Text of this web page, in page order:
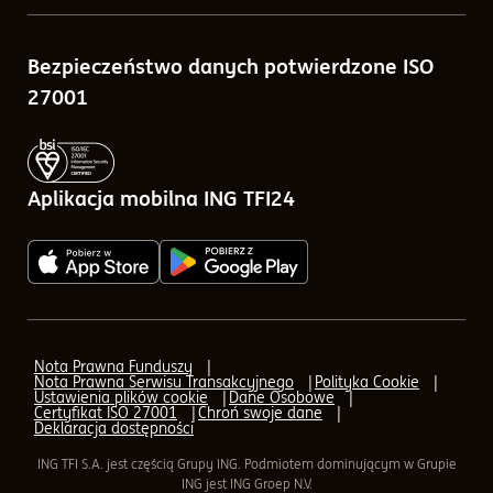
Tabele opłat
Zlecenia w ramach ING TFI24
Porównywarka funduszy
Kalkulatory
Pytania i odpowiedzi
AML (Przeciwdziałanie praniu pieniędzy)
AML - formularz elektroniczny
Aplikacja mobilna ING TFI24
Bezpieczeństwo danych potwierdzone ISO
27001
Aplikacja mobilna ING TFI24
Nota Prawna Funduszy
Nota Prawna Serwisu Transakcyjnego Polityka Cookie
Ustawienia plików cookie Dane Osobowe
Certyfikat ISO 27001 Chroń swoje dane
Deklaracja dostępności
ING TFI S.A. jest częścią Grupy ING. Podmiotem dominującym w Grupie
ING jest ING Groep N.V.